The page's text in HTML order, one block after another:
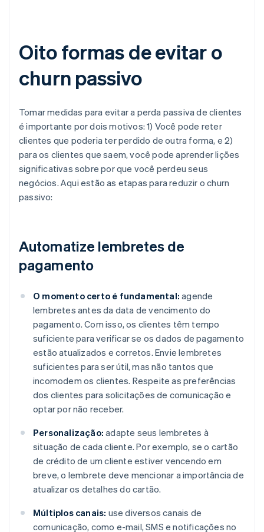
Oito formas de evitar o
churn passivo
Tomar medidas para evitar a perda passiva de clientes
é importante por dois motivos: 1) Você pode reter
clientes que poderia ter perdido de outra forma, e 2)
para os clientes que saem, você pode aprender lições
significativas sobre por que você perdeu seus
negócios. Aqui estão as etapas para reduzir o churn
passivo:
Automatize lembretes de
pagamento
O momento certo é fundamental: agende
lembretes antes da data de vencimento do
pagamento. Com isso, os clientes têm tempo
suficiente para verificar se os dados de pagamento
estão atualizados e corretos. Envie lembretes
suficientes para ser útil, mas não tantos que
incomodem os clientes. Respeite as preferências
dos clientes para solicitações de comunicação e
optar por não receber.
Personalização: adapte seus lembretes à
situação de cada cliente. Por exemplo, se o cartão
de crédito de um cliente estiver vencendo em
breve, o lembrete deve mencionar a importância de
atualizar os detalhes do cartão.
Múltiplos canais: use diversos canais de
comunicação, como e-mail, SMS e notificações no